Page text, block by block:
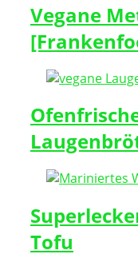
Vegane
Tofu